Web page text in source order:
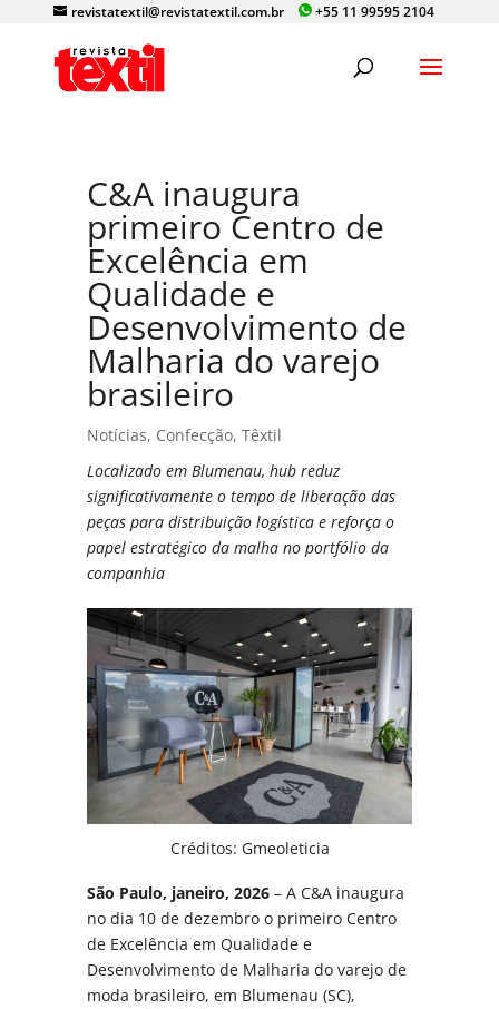
+55 11 99595 2104
revistatextil@revistatextil.com.br
C&A inaugura
primeiro Centro de
Excelência em
Qualidade e
Desenvolvimento de
Malharia do varejo
brasileiro
Notícias, Confecção,Têxtil
Localizado em Blumenau, hub reduz
significativamente o tempo de liberação das
peças para distribuição logística e reforça o
papel estratégico da malha no portfólio da
companhia
Créditos: Gmeoleticia
São Paulo, janeiro, 2026 – A C&A inaugura
no dia 10 de dezembro o primeiro Centro
de Excelência em Qualidade e
Desenvolvimento de Malharia do varejo de
moda brasileiro, em Blumenau (SC),